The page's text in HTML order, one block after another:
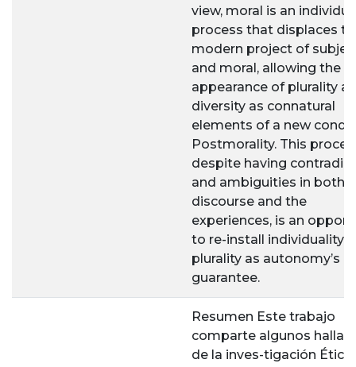
view, moral is an
process that displaces
modern project of
and moral, allowing the
appearance of plurality
diversity as connatural
elements of a new
Postmorality. This
despite having
and ambiguities in both
discourse and the
experiences, is an
to re-install individuality
plurality as autonomy’s
guarantee.
Resumen Este trabajo
comparte algunos
de la inves-tigación